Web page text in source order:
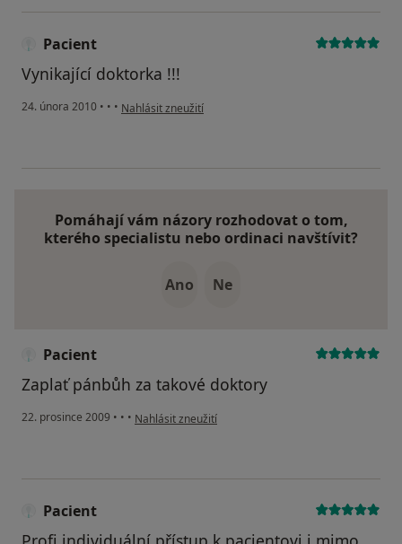
Pacient
Vynikající doktorka !!!
24. února 2010 • • • podle názoru uživatele Pacient
Nahlásit zneužití
Pomáhají vám názory rozhodovat o tom,
kterého specialistu nebo ordinaci navštívit?
Ano Ne
Pacient
Zaplať pánbůh za takové doktory
22. prosince 2009 • • • podle názoru uživatele Pacient
Nahlásit zneužití
Pacient